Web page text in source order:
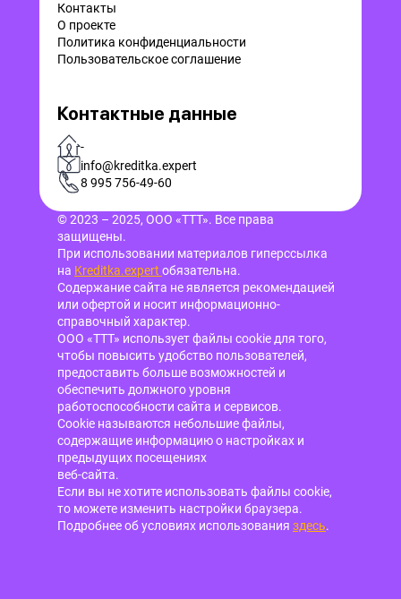
Контакты
О проекте
Политика конфиденциальности
Пользовательское соглашение
Контактные данные
-
info@kreditka.expert
8 995 756-49-60
© 2023 – 2025, ООО «ТТТ». Все права
защищены.
При использовании материалов гиперссылка
на Kreditka.expert обязательна.
Содержание сайта не является рекомендацией
или офертой и носит информационно-
справочный характер.
ООО «ТТТ» использует файлы cookie для того,
чтобы повысить удобство пользователей,
предоставить больше возможностей и
обеспечить должного уровня
работоспособности сайта и сервисов.
Cookie называются небольшие файлы,
содержащие информацию о настройках и
предыдущих посещениях
веб-сайта.
Если вы не хотите использовать файлы cookie,
то можете изменить настройки браузера.
Подробнее об условиях использования здесь.